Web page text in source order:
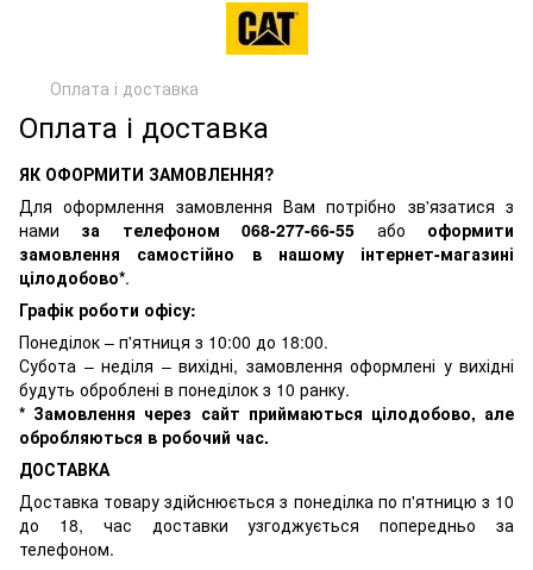
Оплата і доставка
Оплата і доставка
ЯК ОФОРМИТИ ЗАМОВЛЕННЯ?
Для оформлення замовлення Вам потрібно зв'язатися з
нами за телефоном 068-277-66-55 або оформити
замовлення самостійно в нашому інтернет-магазині
цілодобово*.
Графік роботи офісу:
Понеділок – п'ятниця з 10:00 до 18:00.
Субота – неділя – вихідні, замовлення оформлені у вихідні
будуть оброблені в понеділок з 10 ранку.
* Замовлення через сайт приймаються цілодобово, але
обробляються в робочий час.
ДОСТАВКА
Доставка товару здійснюється з понеділка по п'ятницю з 10
до 18, час доставки узгоджується попередньо за
телефоном.